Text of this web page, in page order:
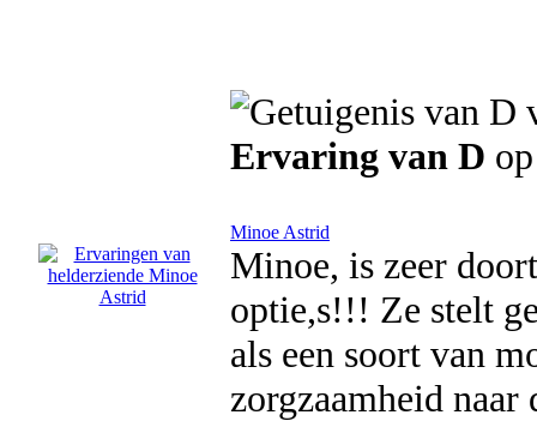
Ervaring van D
Minoe Astrid
Minoe, is zeer
optie,s!!! Ze stelt
als een soort van
zorgzaamheid naar